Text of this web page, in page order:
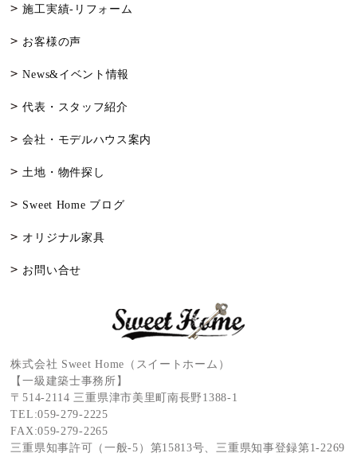
施工実績-リフォーム
お客様の声
News&イベント情報
代表・スタッフ紹介
会社・モデルハウス案内
土地・物件探し
Sweet Home ブログ
オリジナル家具
お問い合せ
株式会社 Sweet Home（スイートホーム）
【一級建築士事務所】
〒514-2114 三重県津市美里町南長野1388-1
TEL:059-279-2225
FAX:059-279-2265
三重県知事許可（一般-5）第15813号、三重県知事登録第1-2269